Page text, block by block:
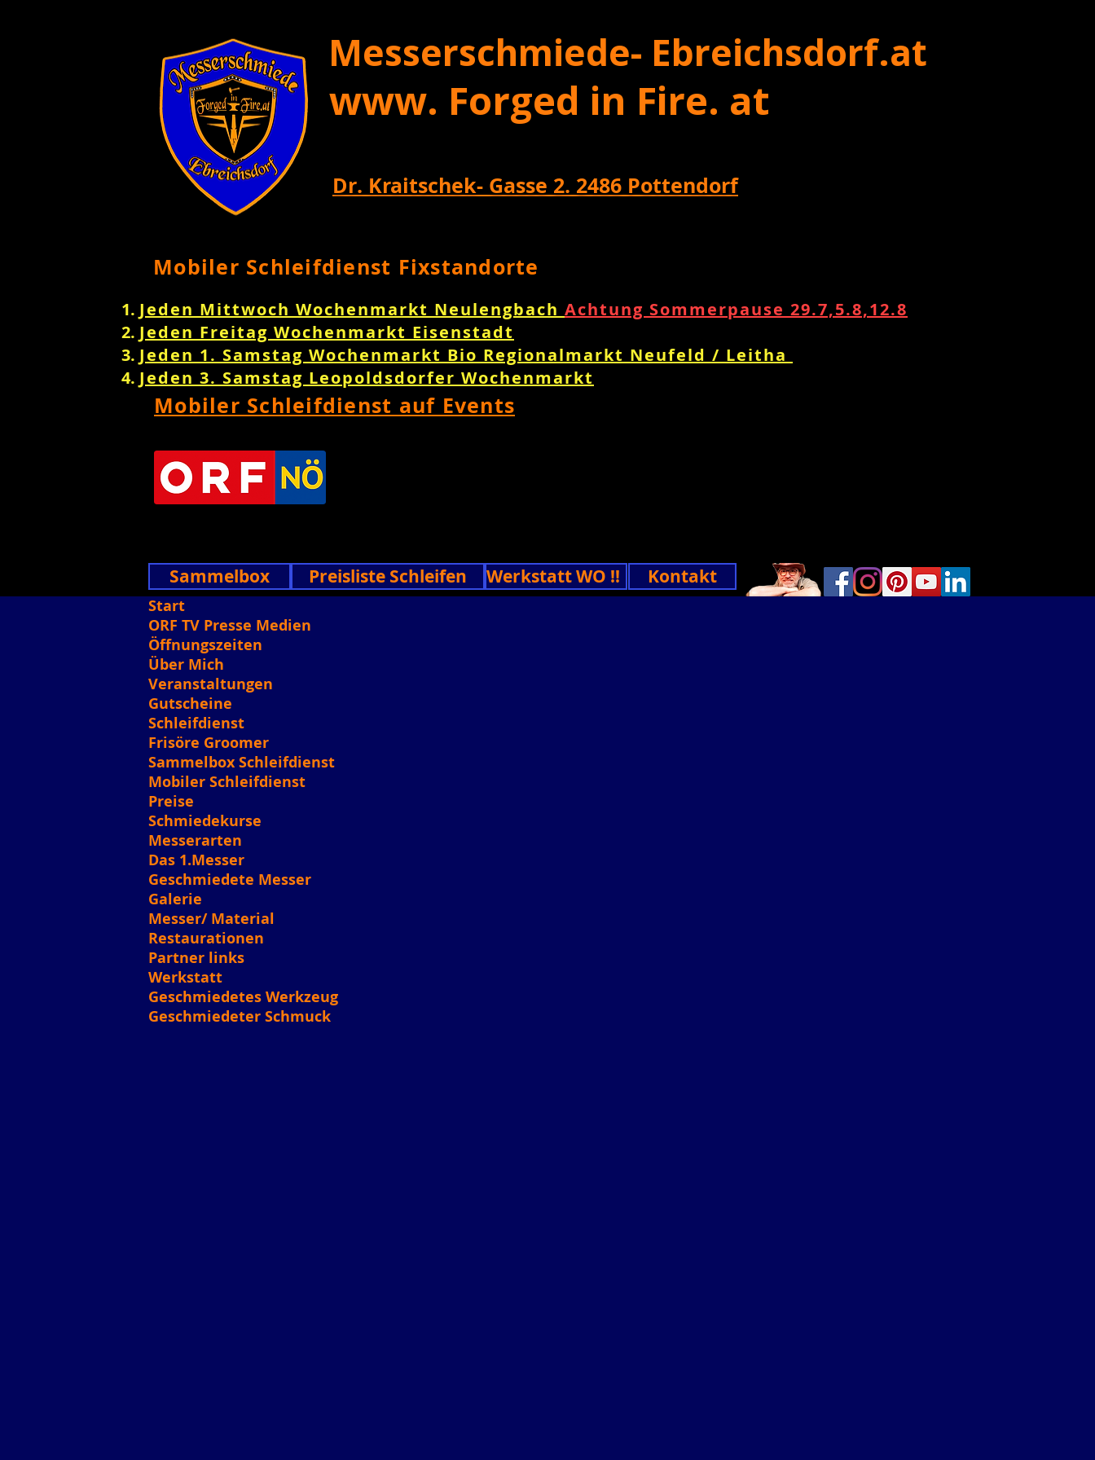
Messerschmiede- Ebreichsdorf.at
www. Forged in Fire. at
Dr. Kraitschek- Gasse 2. 2486 Pottendorf
Mobiler Schleifdienst Fixstandorte
Jeden Mittwoch Wochenmarkt Neulengbach Achtung Sommerpause 29.7,5.8,12.8
Jeden Freitag Wochenmarkt Eisenstadt
Jeden 1. Samstag Wochenmarkt Bio Regionalmarkt Neufeld / Leitha
Jeden 3. Samstag Leopoldsdorfer Wochenmarkt
Mobiler Schleifdienst auf Events
Sammelbox Preisliste Schleifen Werkstatt WO !! Kontakt
Start
ORF TV Presse Medien
Öffnungszeiten
Über Mich
Veranstaltungen
Gutscheine
Schleifdienst
Frisöre Groomer
Sammelbox Schleifdienst
Mobiler Schleifdienst
Preise
Schmiedekurse
Messerarten
Das 1.Messer
Geschmiedete Messer
Galerie
Messer/ Material
Restaurationen
Partner links
Werkstatt
Geschmiedetes Werkzeug
Geschmiedeter Schmuck